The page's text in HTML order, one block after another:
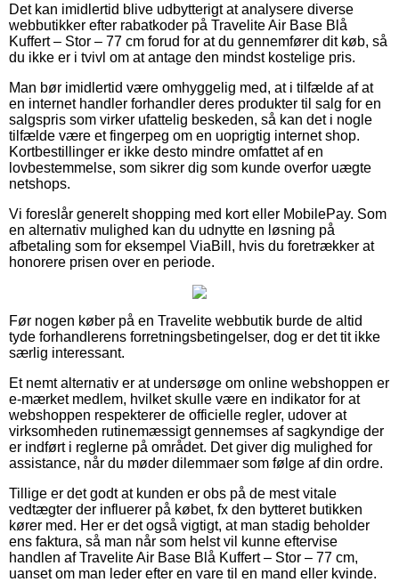
Det kan imidlertid blive udbytterigt at analysere diverse
webbutikker efter rabatkoder på Travelite Air Base Blå
Kuffert – Stor – 77 cm forud for at du gennemfører dit køb, så
du ikke er i tvivl om at antage den mindst kostelige pris.
Man bør imidlertid være omhyggelig med, at i tilfælde af at
en internet handler forhandler deres produkter til salg for en
salgspris som virker ufattelig beskeden, så kan det i nogle
tilfælde være et fingerpeg om en uoprigtig internet shop.
Kortbestillinger er ikke desto mindre omfattet af en
lovbestemmelse, som sikrer dig som kunde overfor uægte
netshops.
Vi foreslår generelt shopping med kort eller MobilePay. Som
en alternativ mulighed kan du udnytte en løsning på
afbetaling som for eksempel ViaBill, hvis du foretrækker at
honorere prisen over en periode.
Før nogen køber på en Travelite webbutik burde de altid
tyde forhandlerens forretningsbetingelser, dog er det tit ikke
særlig interessant.
Et nemt alternativ er at undersøge om online webshoppen er
e-mærket medlem, hvilket skulle være en indikator for at
webshoppen respekterer de officielle regler, udover at
virksomheden rutinemæssigt gennemses af sagkyndige der
er indført i reglerne på området. Det giver dig mulighed for
assistance, når du møder dilemmaer som følge af din ordre.
Tillige er det godt at kunden er obs på de mest vitale
vedtægter der influerer på købet, fx den bytteret butikken
kører med. Her er det også vigtigt, at man stadig beholder
ens faktura, så man når som helst vil kunne eftervise
handlen af Travelite Air Base Blå Kuffert – Stor – 77 cm,
uanset om man leder efter en vare til en mand eller kvinde.